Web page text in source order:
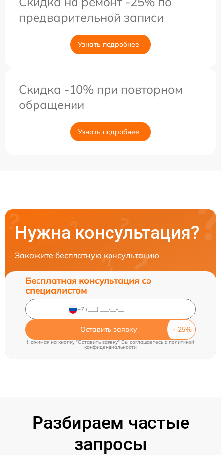
предварительной записи
Узнать подробнее
Скидка -10% при повторном
обращении
Узнать подробнее
Нужна консультация?
Закажите бесплатную консультацию
Бесплатная консультация со
специалистом
Оставить заявку
Нажимая на кнопку "Оставить заявку" Вы соглашаетесь cполитикой
конфиденциальности
Разбираем частые
запросы